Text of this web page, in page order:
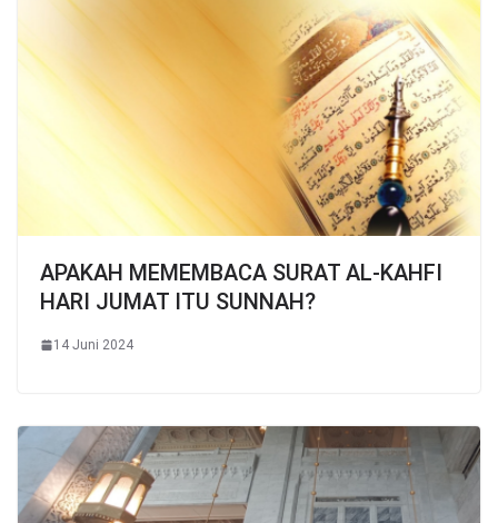
APAKAH MEMEMBACA SURAT AL-KAHFI
HARI JUMAT ITU SUNNAH?
14 Juni 2024